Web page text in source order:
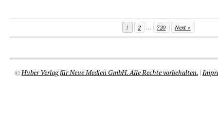
1 2 … 720 Next »
© Huber Verlag für Neue Medien GmbH. Alle Rechte vorbehalten. |